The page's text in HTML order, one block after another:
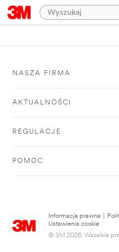
NASZA FIRMA
AKTUALNOŚCI
REGULACJE
POMOC
Informacja prawna
Ustawienia cookie
© 3M 2026. Wszelkie